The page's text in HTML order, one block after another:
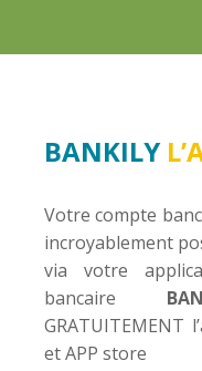
BANKILY
Votre compte
incroyablement
via votre
bancaire
GRATUITEMENT
et APP store